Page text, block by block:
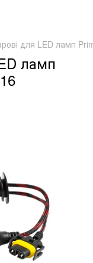
для LED ламп
ламп